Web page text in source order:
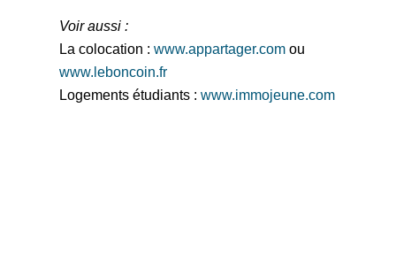
Voir aussi :
La colocation : www.appartager.com ou
www.leboncoin.fr
Logements étudiants : www.immojeune.com